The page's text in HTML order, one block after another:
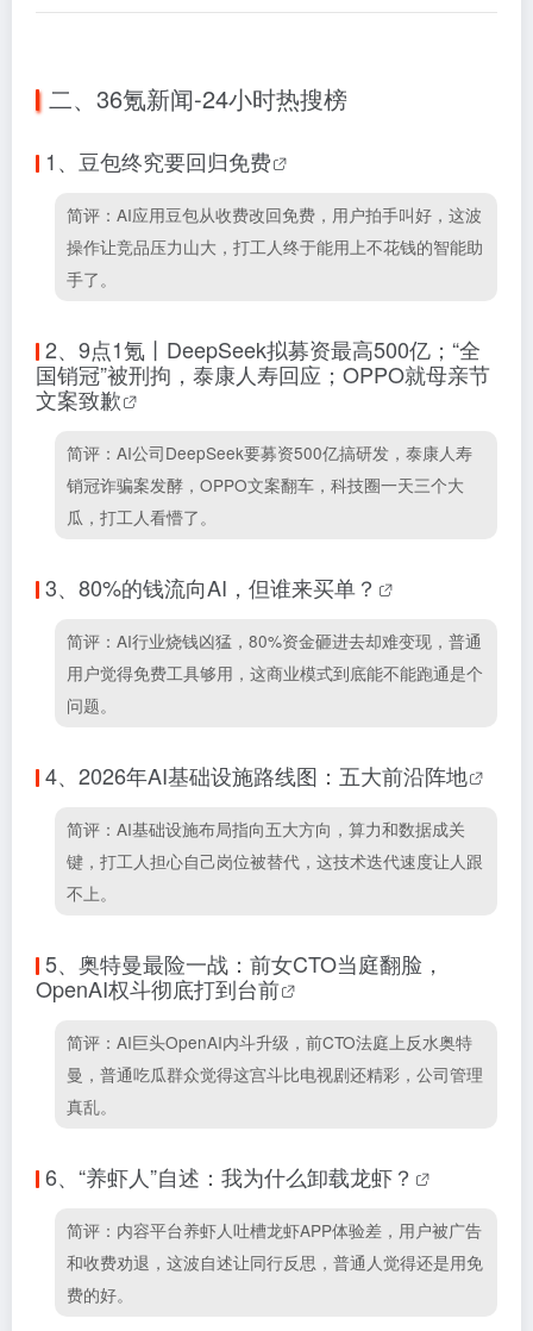
二、36氪新闻-24小时热搜榜
1、 豆包终究要回归免费
简评：AI应用豆包从收费改回免费，用户拍手叫好，这波
操作让竞品压力山大，打工人终于能用上不花钱的智能助
手了。
2、 9点1氪丨DeepSeek拟募资最高500亿；“全
国销冠”被刑拘，泰康人寿回应；OPPO就母亲节
文案致歉
简评：AI公司DeepSeek要募资500亿搞研发，泰康人寿
销冠诈骗案发酵，OPPO文案翻车，科技圈一天三个大
瓜，打工人看懵了。
3、 80%的钱流向AI，但谁来买单？
简评：AI行业烧钱凶猛，80%资金砸进去却难变现，普通
用户觉得免费工具够用，这商业模式到底能不能跑通是个
问题。
4、 2026年AI基础设施路线图：五大前沿阵地
简评：AI基础设施布局指向五大方向，算力和数据成关
键，打工人担心自己岗位被替代，这技术迭代速度让人跟
不上。
5、 奥特曼最险一战：前女CTO当庭翻脸，
OpenAI权斗彻底打到台前
简评：AI巨头OpenAI内斗升级，前CTO法庭上反水奥特
曼，普通吃瓜群众觉得这宫斗比电视剧还精彩，公司管理
真乱。
6、 “养虾人”自述：我为什么卸载龙虾？
简评：内容平台养虾人吐槽龙虾APP体验差，用户被广告
和收费劝退，这波自述让同行反思，普通人觉得还是用免
费的好。